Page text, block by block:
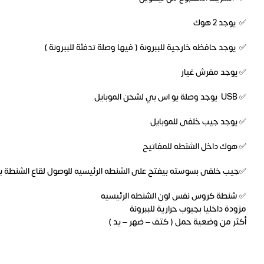
✅ يوجد 2 هوك
✅ يوجد حافظه خارجية للببرونة ( فيها وصلة تدفئة للببرونة )
✅ يوجد مفرش غيار
✅ USB يوجد وصلة يو اس بي لشحن الموبايل
✅ يوجد جيب خلفى للموبايل
✅ هوك داخل الشنطه للمفاتيح
✅جيب خلفى بسوسته بيفتح على الشنطه الرئيسيه للوصول لقاع الشنطة
✅ شنطة كروس نفس لون الشنطه الرئيسيه
مزودة داخليا بجيوب حرارية للببرونة
أكثر من وضعية حمل ( كتف – ضهر – يد )